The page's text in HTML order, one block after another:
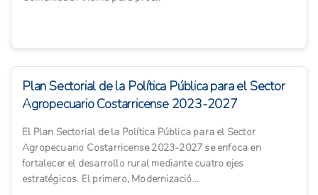
Plan Sectorial de la Política Pública para el Sector
Agropecuario Costarricense 2023-2027
El Plan Sectorial de la Política Pública para el Sector
Agropecuario Costarricense 2023-2027 se enfoca en
fortalecer el desarrollo rural mediante cuatro ejes
estratégicos. El primero, Modernizació...